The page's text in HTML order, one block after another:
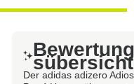
sübersicht
Der adidas adizero Adios